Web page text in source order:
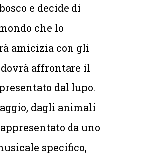
e decide di
che lo
amicizia con gli
affrontare il
dal lupo.
dagli animali
da uno
specifico,